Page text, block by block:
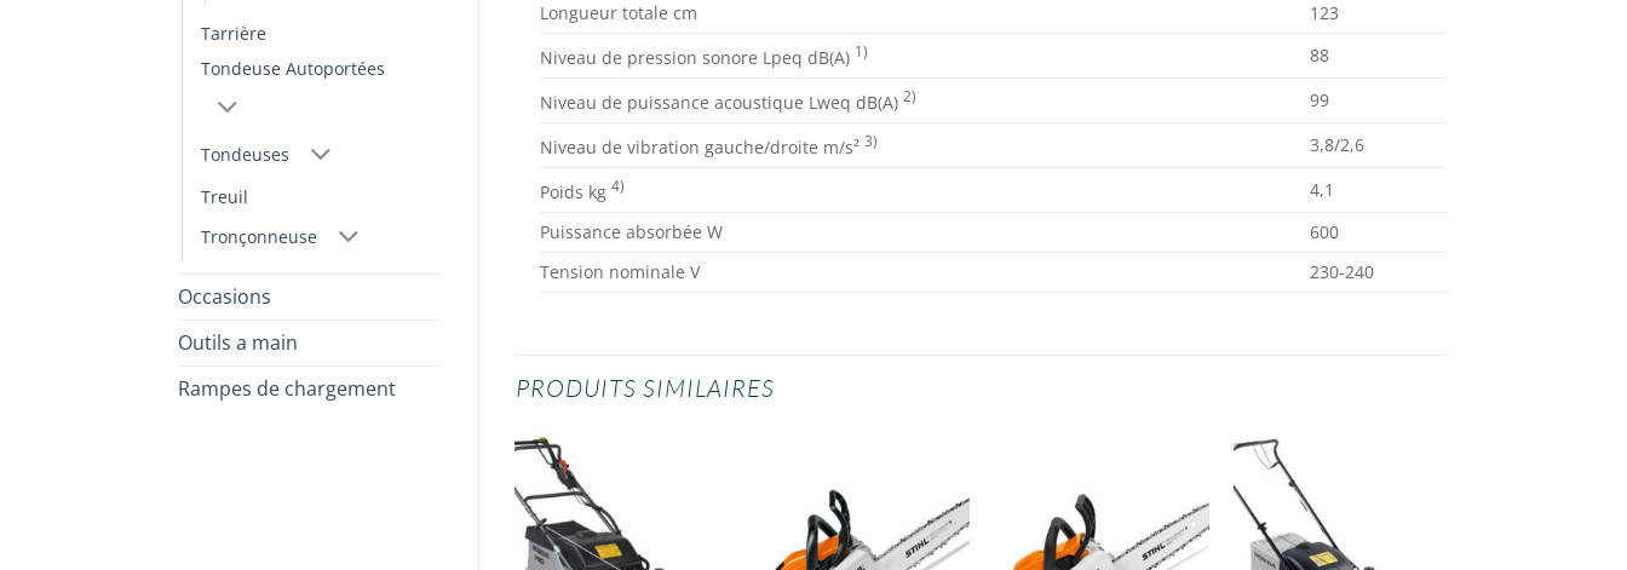
Tarrière
Tondeuse Autoportées
Tondeuses
Treuil
Tronçonneuse
Occasions
Outils a main
Rampes de chargement
Longueur totale cm
123
Niveau de pression sonore Lpeq dB(A) 1) 88
Niveau de puissance acoustique Lweq dB(A)2) 99
Niveau de vibration gauche/droite m/s²3) 3,8/2,6
Poids kg4)
4,1
Puissance absorbée W
600
Tension nominale V
230-240
PRODUITS SIMILAIRES
à la
wishlist
à la
wishlist